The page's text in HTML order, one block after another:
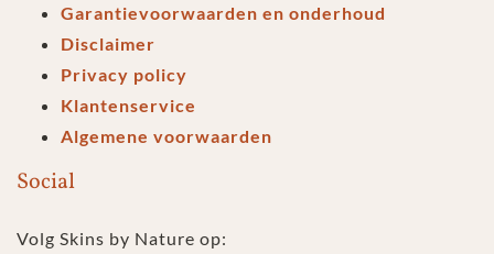
Garantievoorwaarden en onderhoud
Disclaimer
Privacy policy
Klantenservice
Algemene voorwaarden
Social
Volg Skins by Nature op: